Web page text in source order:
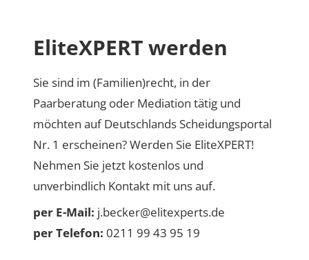
EliteXPERT werden
Sie sind im (Familien)recht, in der
Paarberatung oder Mediation tätig und
möchten auf Deutschlands Scheidungsportal
Nr. 1 erscheinen? Werden Sie EliteXPERT!
Nehmen Sie jetzt kostenlos und
unverbindlich Kontakt mit uns auf.
per E-Mail: j.becker@elitexperts.de
per Telefon: 0211 99 43 95 19